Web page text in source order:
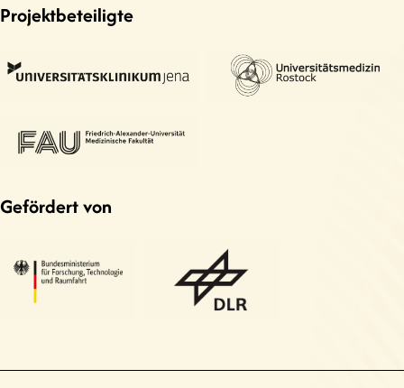
Projektbeteiligte
Gefördert von